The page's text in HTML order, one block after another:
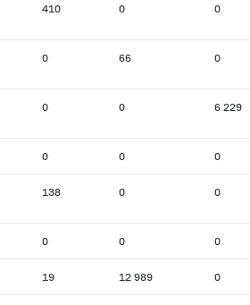
410 0 0
0 66 0
0 0 6 229
0 0 0
138 0 0
0 0 0
19 12 989 0